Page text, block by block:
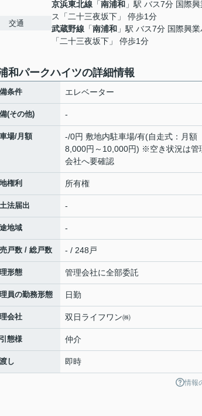
交通
京浜東北線 「南浦和 」駅 バス7分 国際
ス「二十三夜坂下」 停歩1分
武蔵野線 「南浦和 」駅 バス7分 国際興
「二十三夜坂下」 停歩1分
和パークハイツの詳細情報
条件 エレベーター
(その他) -
場/月額
-/0円 敷地内駐車場/有(自走式：月額
8,000円～10,000円) ※空き状況は管
会社へ要確認
権利 所有権
法届出 -
地域 -
戸数 / 総戸数 - / 248戸
形態 管理会社に全部委託
員の勤務形態 日勤
会社 双日ライフワン㈱
態様 仲介
し 即時
情報